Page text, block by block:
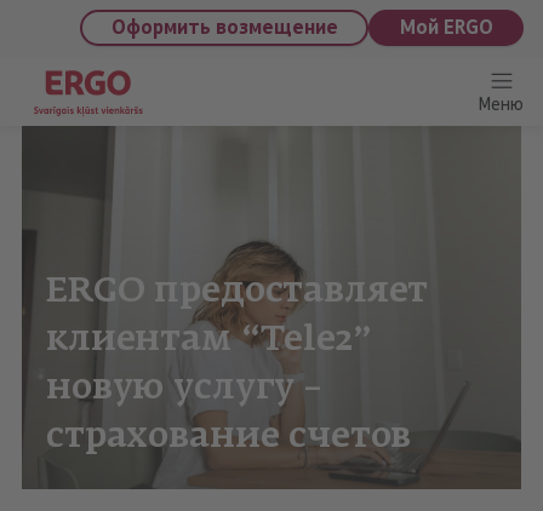
saturu
Оформить возмещение Мой ERGO
Меню
ERGO предоставляет
клиентам “Tele2”
новую услугу –
страхование счетов